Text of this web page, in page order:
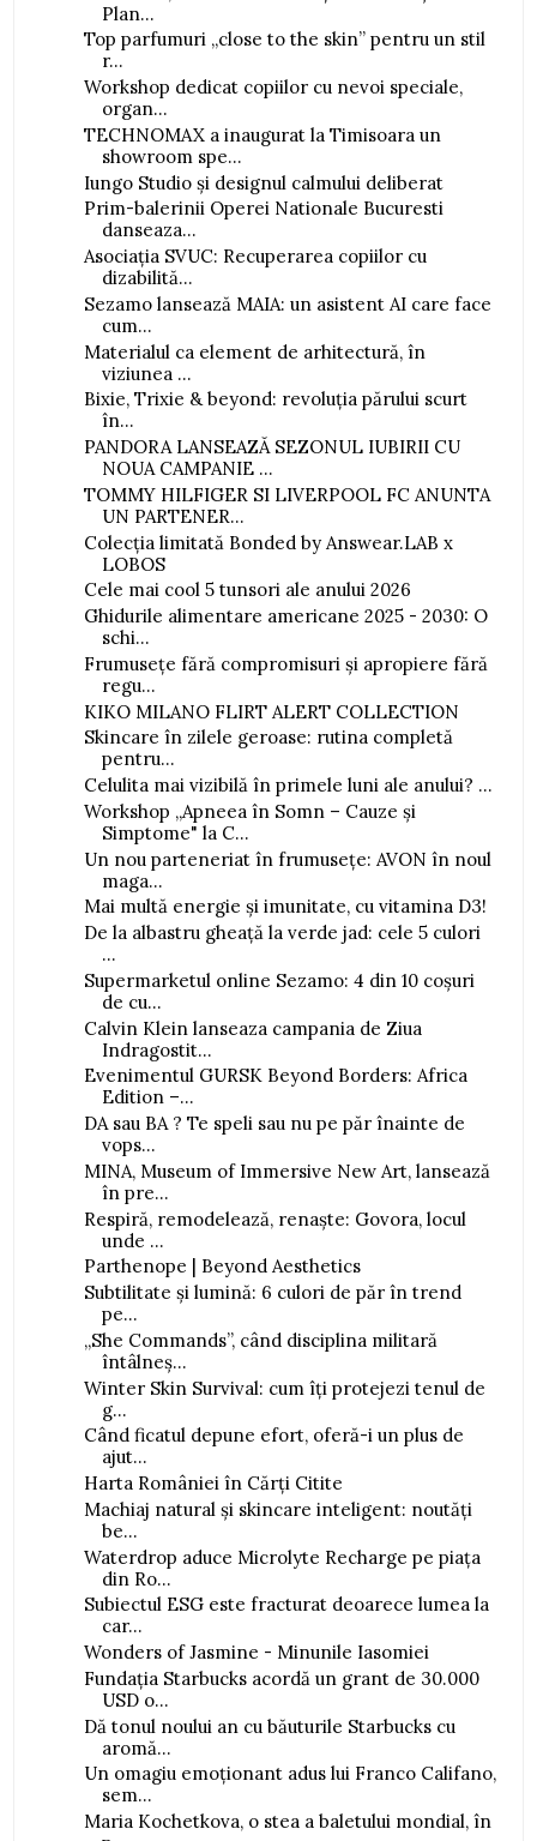
Plan...
Top parfumuri „close to the skin” pentru un stil
r...
Workshop dedicat copiilor cu nevoi speciale,
organ...
TECHNOMAX a inaugurat la Timisoara un
showroom spe...
Iungo Studio și designul calmului deliberat
Prim-balerinii Operei Nationale Bucuresti
danseaza...
Asociația SVUC: Recuperarea copiilor cu
dizabilită...
Sezamo lansează MAIA: un asistent AI care face
cum...
Materialul ca element de arhitectură, în
viziunea ...
Bixie, Trixie & beyond: revoluția părului scurt
în...
PANDORA LANSEAZĂ SEZONUL IUBIRII CU
NOUA CAMPANIE ...
TOMMY HILFIGER SI LIVERPOOL FC ANUNTA
UN PARTENER...
Colecția limitată Bonded by Answear.LAB x
LOBOS
Cele mai cool 5 tunsori ale anului 2026
Ghidurile alimentare americane 2025 - 2030: O
schi...
Frumusețe fără compromisuri și apropiere fără
regu...
KIKO MILANO FLIRT ALERT COLLECTION
Skincare în zilele geroase: rutina completă
pentru...
Celulita mai vizibilă în primele luni ale anului? ...
Workshop „Apneea în Somn – Cauze și
Simptome" la C...
Un nou parteneriat în frumusețe: AVON în noul
maga...
Mai multă energie și imunitate, cu vitamina D3!
De la albastru gheață la verde jad: cele 5 culori
...
Supermarketul online Sezamo: 4 din 10 coșuri
de cu...
Calvin Klein lanseaza campania de Ziua
Indragostit...
Evenimentul GURSK Beyond Borders: Africa
Edition –...
DA sau BA ? Te speli sau nu pe păr înainte de
vops...
MINA, Museum of Immersive New Art, lansează
în pre...
Respiră, remodelează, renaște: Govora, locul
unde ...
Parthenope | Beyond Aesthetics
Subtilitate și lumină: 6 culori de păr în trend
pe...
„She Commands”, când disciplina militară
întâlneș...
Winter Skin Survival: cum îți protejezi tenul de
g...
Când ficatul depune efort, oferă-i un plus de
ajut...
Harta României în Cărți Citite
Machiaj natural și skincare inteligent: noutăți
be...
Waterdrop aduce Microlyte Recharge pe piața
din Ro...
Subiectul ESG este fracturat deoarece lumea la
car...
Wonders of Jasmine - Minunile Iasomiei
Fundația Starbucks acordă un grant de 30.000
USD o...
Dă tonul noului an cu băuturile Starbucks cu
aromă...
Un omagiu emoționant adus lui Franco Califano,
sem...
Maria Kochetkova, o stea a baletului mondial, în